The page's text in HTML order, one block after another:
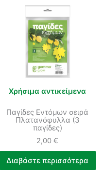
Χρήσιμα αντικείμενα
Παγίδες Εντόμων σειρά
Πλατανόφυλλα (3
παγίδες)
2,00€
Διαβάστε περισσότερα